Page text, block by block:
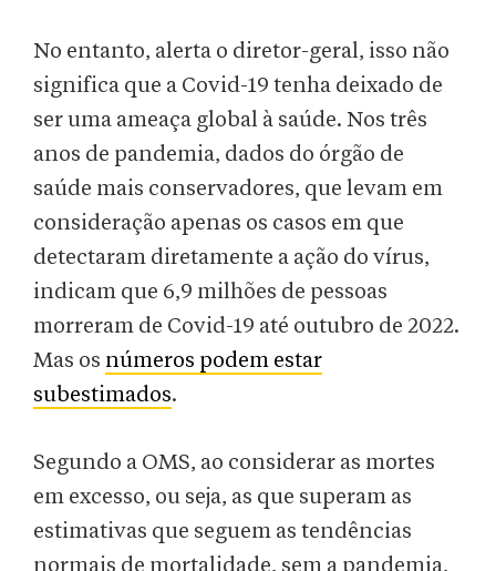
No entanto, alerta o diretor-geral, isso não
significa que a Covid-19 tenha deixado de
ser uma ameaça global à saúde. Nos três
anos de pandemia, dados do órgão de
saúde mais conservadores, que levam em
consideração apenas os casos em que
detectaram diretamente a ação do vírus,
indicam que 6,9 milhões de pessoas
morreram de Covid-19 até outubro de 2022.
Mas os números podem estar
subestimados.
Segundo a OMS, ao considerar as mortes
em excesso, ou seja, as que superam as
estimativas que seguem as tendências
normais de mortalidade, sem a pandemia,